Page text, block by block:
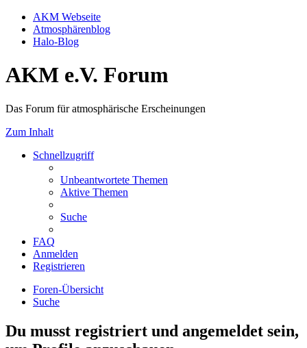
AKM Webseite
Atmosphärenblog
Halo-Blog
AKM e.V. Forum
Das Forum für atmosphärische Erscheinungen
Zum Inhalt
Schnellzugriff
Unbeantwortete Themen
Aktive Themen
Suche
FAQ
Anmelden
Registrieren
Foren-Übersicht
Suche
Du musst registriert und angemeldet sein,